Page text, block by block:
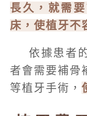
長久，就需
床，使植牙不
依據患者
者會需要補骨
等植牙手術，